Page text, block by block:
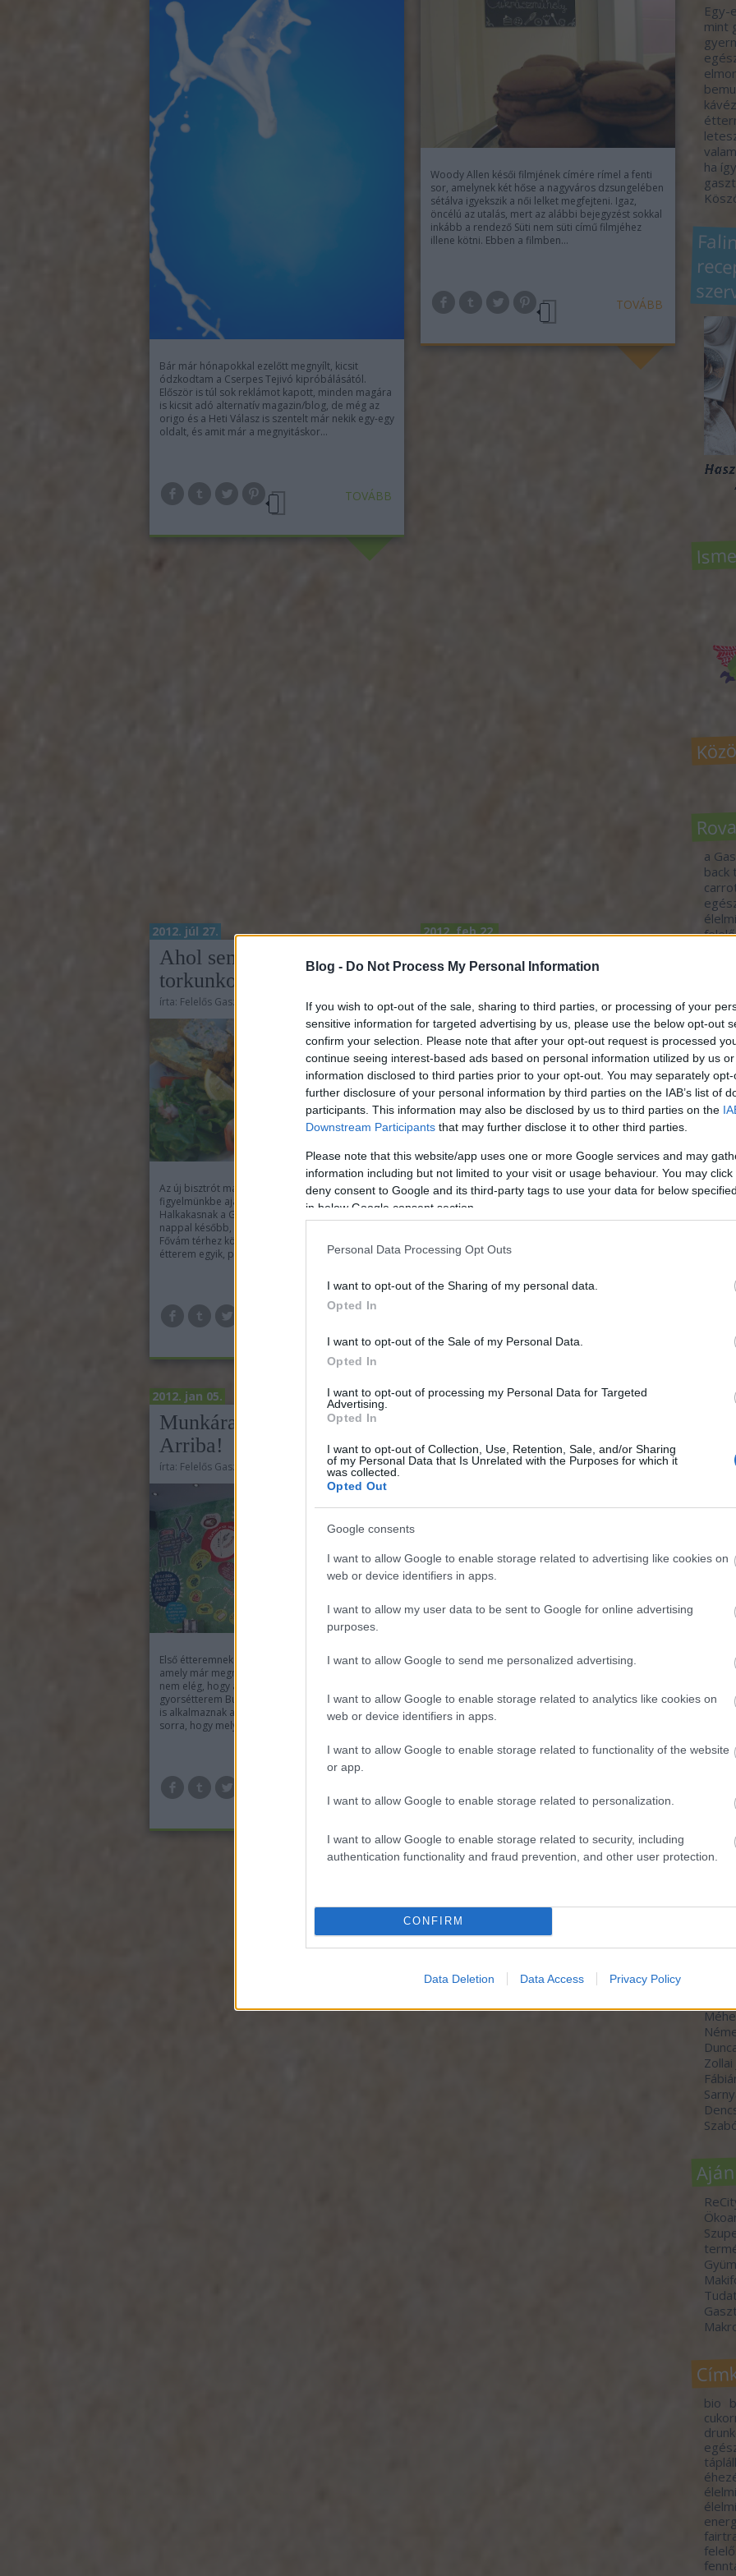
Blog - Do Not Process My Personal Information
If you wish to opt-out of the sale, sharing to third parties, or processing of your
sensitive information for targeted advertising by us, please use the below opt-out
confirm your selection. Please note that after your opt-out request is processed
continue seeing interest-based ads based on personal information utilized by us
information disclosed to third parties prior to your opt-out. You may separately
further disclosure of your personal information by third parties on the IAB’s list of
participants. This information may also be disclosed by us to third parties on the
Downstream Participants that may further disclose it to other third parties.
Please note that this website/app uses one or more Google services and may
information including but not limited to your visit or usage behaviour. You may
deny consent to Google and its third-party tags to use your data for below
in below Google consent section.
Personal Data Processing Opt Outs
I want to opt-out of the Sharing of my personal data.
Opted In
I want to opt-out of the Sale of my Personal Data.
Opted In
I want to opt-out of processing my Personal Data for Targeted
Advertising.
Opted In
I want to opt-out of Collection, Use, Retention, Sale, and/or Sharing
of my Personal Data that Is Unrelated with the Purposes for which it
was collected.
Opted Out
Google consents
I want to allow Google to enable storage related to advertising like cookies on
web or device identifiers in apps.
I want to allow my user data to be sent to Google for online advertising
purposes.
I want to allow Google to send me personalized advertising.
I want to allow Google to enable storage related to analytics like cookies on
web or device identifiers in apps.
I want to allow Google to enable storage related to functionality of the website
or app.
I want to allow Google to enable storage related to personalization.
I want to allow Google to enable storage related to security, including
authentication functionality and fraud prevention, and other user protection.
CONFIRM
Data Deletion Data Access Privacy Policy
Bár már hónapokkal ezelőtt megnyílt, kicsit
ódzkodtam a Cserpes Tejivó kipróbálásától.
Először is túl sok reklámot kapott, minden magára
is kicsit adó alternatív magazin/blog, de még az
origo és a Heti Válasz is szentelt már nekik egy-egy
oldalt, és amit már a megnyitáskor…
TOVÁBB
Woody Allen késői filmjének címére rímel a fenti
sor, amelynek két hőse a nagyváros dzsungelében
sétálva igyekszik a női lelket megfejteni. Igaz,
öncélú az utalás, mert az alábbi bejegyzést sokkal
inkább a rendező Süti nem süti című filmjéhez
illene kötni. Ebben a filmben…
TOVÁBB
2012. feb 22.
Bor(bár)ban az igazság
A félreértések elkerülése végett még időben
szeretnénk tisztázni: szeretjük a fenntarthatóságra
törekvő éttermeket, kávéházakat, azonban
egyéb vendéglátóhelyekkel szemben is. Így
történhet, hogy ez a bejegyzés egy ökotudatos
2012. júl 27.
Ahol semmi nem akad a
torkunkon
írta: Felelős Gasztrohős
Az új bisztrót már két héttel a megnyitása után
figyelmünkbe ajánlották barátaink, mondván, a
Halkakasnak a Gasztrohős blogon a helye. Néhány
nappal később, a kánikula egyik első napján, már a
Fővám térhez közeli sarkon található kis földszinti
étterem egyik, pulthoz…
2012. jan 05.
Munkára fel, avagy:
Arriba!
írta: Felelős Gasztrohős
Első étteremnek egy olyan helyet választottunk,
amely már megnyitásakor is kavart egy kis port:
nem elég, hogy az egyik első mexikói
gyorsétterem Budapesten, de több „zöld” lépést
is alkalmaznak a működésük során. Vegyük is
sorra, hogy melyek ezek! Az Arriba Taqueria az…
Egy-
mint
ha
a
back
fogj
tour
zöld
zöld
A
A
lenne
A
az
A
RSS
Zollai
bio